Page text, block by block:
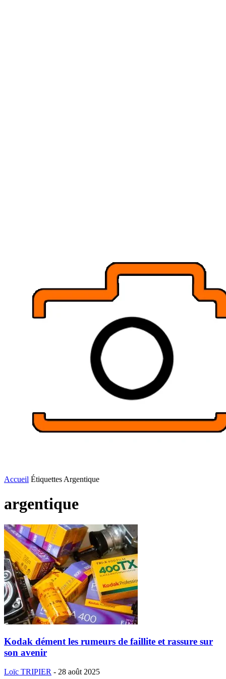
Accueil Étiquettes Argentique
argentique
Kodak dément les rumeurs de faillite et rassure sur
son avenir
Loïc TRIPIER - 28 août 2025